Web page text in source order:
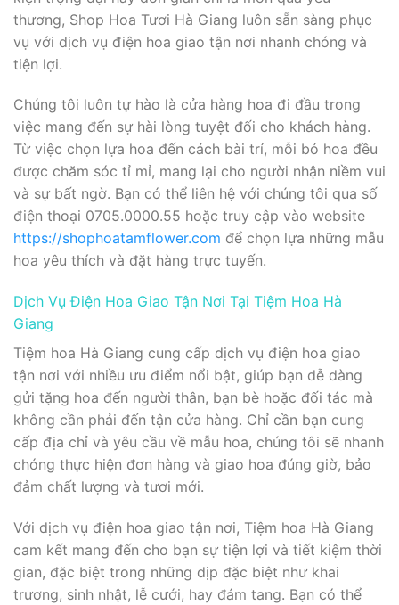
thương, Shop Hoa Tươi Hà Giang luôn sẵn sàng phục
vụ với dịch vụ điện hoa giao tận nơi nhanh chóng và
tiện lợi.
Chúng tôi luôn tự hào là cửa hàng hoa đi đầu trong
việc mang đến sự hài lòng tuyệt đối cho khách hàng.
Từ việc chọn lựa hoa đến cách bài trí, mỗi bó hoa đều
được chăm sóc tỉ mỉ, mang lại cho người nhận niềm vui
và sự bất ngờ. Bạn có thể liên hệ với chúng tôi qua số
điện thoại 0705.0000.55 hoặc truy cập vào website
https://shophoatamflower.com để chọn lựa những mẫu
hoa yêu thích và đặt hàng trực tuyến.
Dịch Vụ Điện Hoa Giao Tận Nơi Tại Tiệm Hoa Hà
Giang
Tiệm hoa Hà Giang cung cấp dịch vụ điện hoa giao
tận nơi với nhiều ưu điểm nổi bật, giúp bạn dễ dàng
gửi tặng hoa đến người thân, bạn bè hoặc đối tác mà
không cần phải đến tận cửa hàng. Chỉ cần bạn cung
cấp địa chỉ và yêu cầu về mẫu hoa, chúng tôi sẽ nhanh
chóng thực hiện đơn hàng và giao hoa đúng giờ, bảo
đảm chất lượng và tươi mới.
Với dịch vụ điện hoa giao tận nơi, Tiệm hoa Hà Giang
cam kết mang đến cho bạn sự tiện lợi và tiết kiệm thời
gian, đặc biệt trong những dịp đặc biệt như khai
trương, sinh nhật, lễ cưới, hay đám tang. Bạn có thể